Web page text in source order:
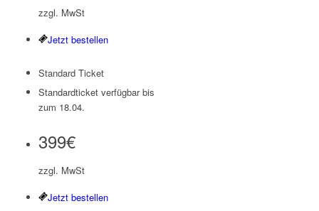
zzgl. MwSt
Jetzt bestellen
Standard Ticket
Standardticket verfügbar bis
zum 18.04.
399€
zzgl. MwSt
Jetzt bestellen